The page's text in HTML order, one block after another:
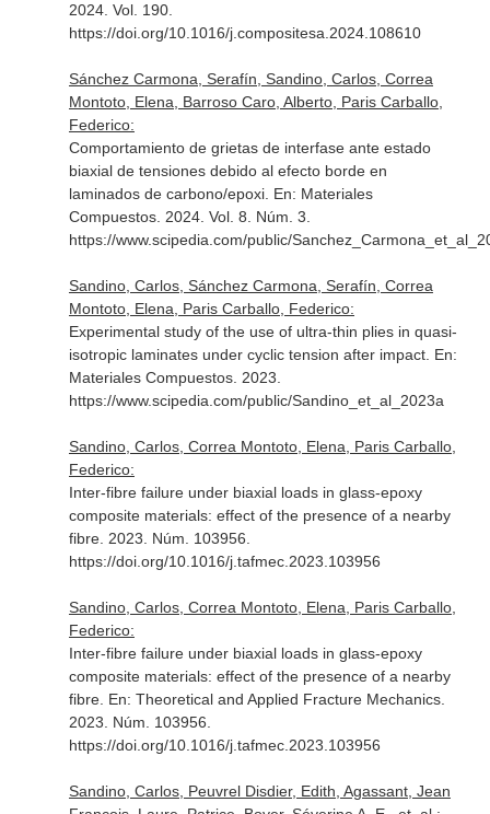
2024. Vol. 190.
https://doi.org/10.1016/j.compositesa.2024.108610
Sánchez Carmona, Serafín, Sandino, Carlos, Correa
Montoto, Elena, Barroso Caro, Alberto, Paris Carballo,
Federico:
Comportamiento de grietas de interfase ante estado
biaxial de tensiones debido al efecto borde en
laminados de carbono/epoxi. En: Materiales
Compuestos. 2024. Vol. 8. Núm. 3.
https://www.scipedia.com/public/
Sandino, Carlos, Sánchez Carmona, Serafín, Correa
Montoto, Elena, Paris Carballo, Federico:
Experimental study of the use of ultra-thin plies in quasi-
isotropic laminates under cyclic tension after impact. En:
Materiales Compuestos. 2023.
https://www.scipedia.com/public/Sandino_et_al_2023a
Sandino, Carlos, Correa Montoto, Elena, Paris Carballo,
Federico:
Inter-fibre failure under biaxial loads in glass-epoxy
composite materials: effect of the presence of a nearby
fibre. 2023. Núm. 103956.
https://doi.org/10.1016/j.tafmec.2023.103956
Sandino, Carlos, Correa Montoto, Elena, Paris Carballo,
Federico:
Inter-fibre failure under biaxial loads in glass-epoxy
composite materials: effect of the presence of a nearby
fibre. En: Theoretical and Applied Fracture Mechanics.
2023. Núm. 103956.
https://doi.org/10.1016/j.tafmec.2023.103956
Sandino, Carlos, Peuvrel Disdier, Edith, Agassant, Jean